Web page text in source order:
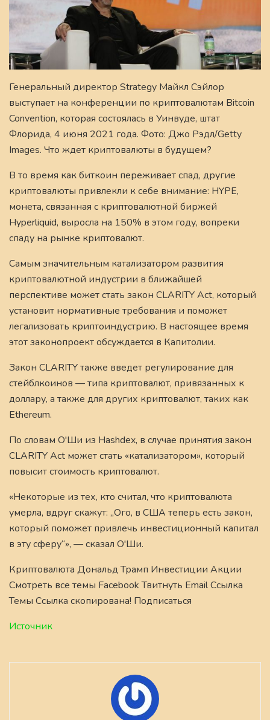
Генеральный директор Strategy Майкл Сэйлор
выступает на конференции по криптовалютам Bitcoin
Convention, которая состоялась в Уинвуде, штат
Флорида, 4 июня 2021 года. Фото: Джо Рэдл/Getty
Images. Что ждет криптовалюты в будущем?
В то время как биткоин переживает спад, другие
криптовалюты привлекли к себе внимание: HYPE,
монета, связанная с криптовалютной биржей
Hyperliquid, выросла на 150% в этом году, вопреки
спаду на рынке криптовалют.
Самым значительным катализатором развития
криптовалютной индустрии в ближайшей
перспективе может стать закон CLARITY Act, который
установит нормативные требования и поможет
легализовать криптоиндустрию. В настоящее время
этот законопроект обсуждается в Капитолии.
Закон CLARITY также введет регулирование для
стейблкоинов — типа криптовалют, привязанных к
доллару, а также для других криптовалют, таких как
Ethereum.
По словам О'Ши из Hashdex, в случае принятия закон
CLARITY Act может стать «катализатором», который
повысит стоимость криптовалют.
«Некоторые из тех, кто считал, что криптовалюта
умерла, вдруг скажут: „Ого, в США теперь есть закон,
который поможет привлечь инвестиционный капитал
в эту сферу“», — сказал О'Ши.
Криптовалюта Дональд Трамп Инвестиции Акции
Смотреть все темы Facebook Твитнуть Email Ссылка
Темы Ссылка скопирована! Подписаться
Источник